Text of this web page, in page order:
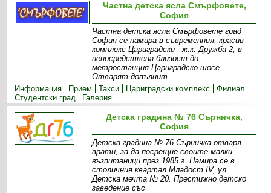
Частна детска ясла Смърфовете,
София
Частна детска ясла Смърфовете град
София се намира в съвременния, красив
комплекс Цариградски - ж.к. Дружба 2, в
непосредствена близост до
метростанция Цариградско шосе.
Отварят допълнит
Информация
Прием Такси Цариградски комплекс
Филиал
Студентски град
Галерия
Детска градина № 76 Сърничка,
София
Детска градина № 76 Сърничка отваря
врати, за да посрещне своите малки
възпитаници през 1985 г. Намира се в
столичния квартал Младост IV, ул.
Детска мечта № 20. Престижно детско
заведение със